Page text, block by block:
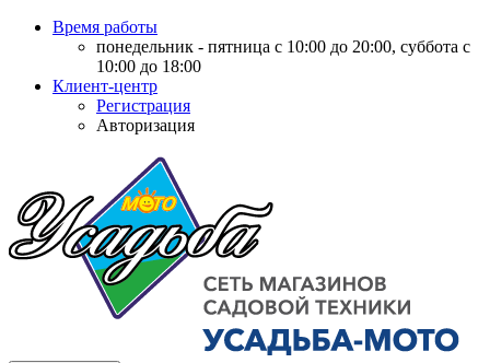
Время работы
понедельник - пятница с 10:00 до 20:00, суббота с
10:00 до 18:00
Клиент-центр
Регистрация
Авторизация